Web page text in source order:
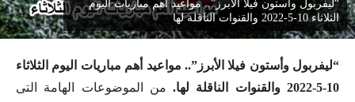
“ليفربول وأستون فيلا الأبرز”.. مواعيد أهم مباريات اليوم
الثلاثاء 10-5-2022 والقنوات الناقلة لها
“ليفربول وأستون فيلا الأبرز”.. مواعيد أهم مباريات اليوم الثلاثاء
10-5-2022 والقنوات الناقلة لها.
من الموضوعات الهامة التى